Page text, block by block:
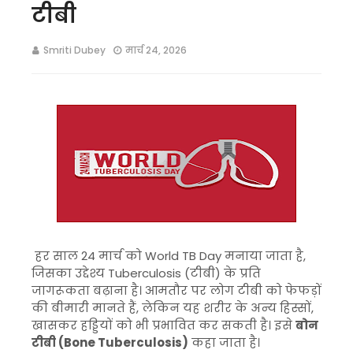
टीबी
Smriti Dubey मार्च 24, 2026
हर साल 24 मार्च कोWorld TB Dayमनाया जाता है,
जिसका उद्देश्य Tuberculosis (टीबी) के प्रति
जागरूकता बढ़ाना है। आमतौर पर लोग टीबी को फेफड़ों
की बीमारी मानते हैं, लेकिन यह शरीर के अन्य हिस्सों,
खासकर हड्डियों को भी प्रभावित कर सकती है। इसेबोन
टीबी (Bone Tuberculosis) कहा जाता है।